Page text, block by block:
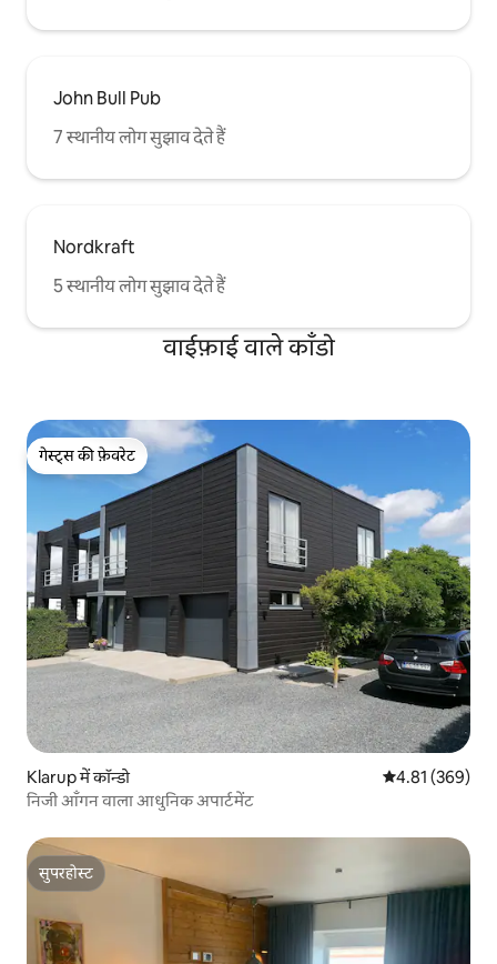
John Bull Pub
7 स्थानीय लोग सुझाव देते हैं
Nordkraft
5 स्थानीय लोग सुझाव देते हैं
वाईफ़ाई वाले काँडो
गेस्ट्स की फ़ेवरेट
गेस्ट्स की फ़ेवरेट
Klarup में कॉन्डो औसत रेटिंग 5 में से
4.81 (369)
निजी आँगन वाला आधुनिक अपार्टमेंट
सुपरहोस्ट
सुपरहोस्ट